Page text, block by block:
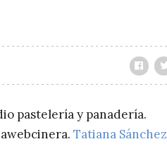
pastelería y panadería.
Tatiana Sánchez